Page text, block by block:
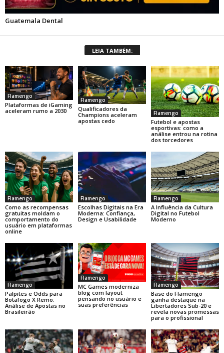
LEIA TAMBÉM:
Flamengo
Plataformas de iGaming
aceleram rumo a 2030
Flamengo
Qualificadores da
Champions aceleram
apostas cedo
Flamengo
Futebol e apostas
esportivas: como a
análise entrou na rotina
dos torcedores
Flamengo
Como as recompensas
gratuitas moldam o
comportamento do
usuário em plataformas
online
Flamengo
Escolhas Digitais na Era
Moderna: Confiança,
Design e Usabilidade
Flamengo
A Influência da Cultura
Digital no Futebol
Moderno
Flamengo
Palpites e Odds para
Botafogo X Remo:
Análise de Apostas no
Brasileirão
Flamengo
MC Games moderniza
blog com layout
pensando no usuário e
suas preferências
Flamengo
Base do Flamengo
ganha destaque na
Libertadores Sub-20 e
revela novas promessas
para o profissional